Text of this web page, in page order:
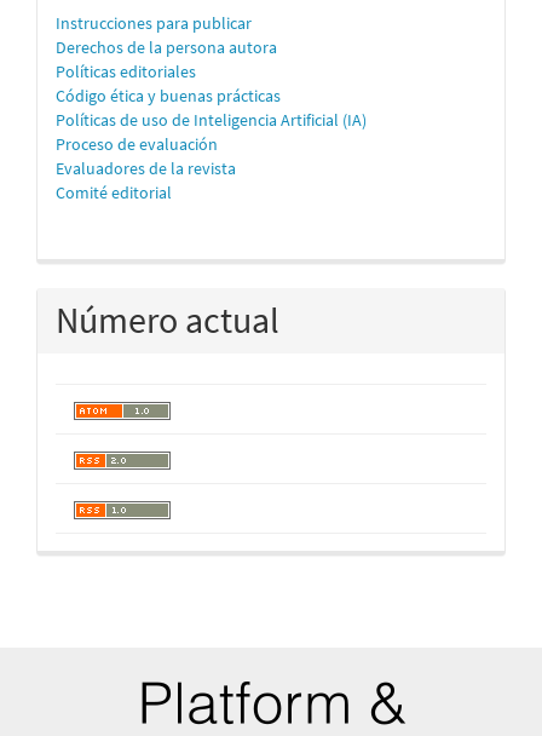
Información
para
personas
autoras
Instrucciones para publicar
Derechos de la persona autora
Políticas editoriales
Código ética y buenas prácticas
Políticas de uso de Inteligencia Artificial (IA)
Proceso de evaluación
Evaluadores de la revista
Comité editorial
Número actual